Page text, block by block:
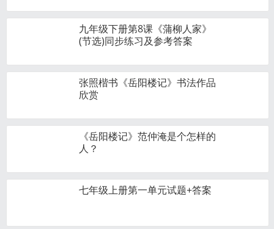
九年级下册第8课《蒲柳人家》
(节选)同步练习及参考答案
张照楷书《岳阳楼记》书法作品
欣赏
《岳阳楼记》范仲淹是个怎样的
人？
七年级上册第一单元试题+答案